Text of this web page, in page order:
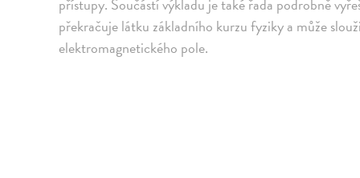
přístupy. Součástí výkladu je také řada podrobně
překračuje látku základního kurzu fyziky a může
elektromagnetického pole.